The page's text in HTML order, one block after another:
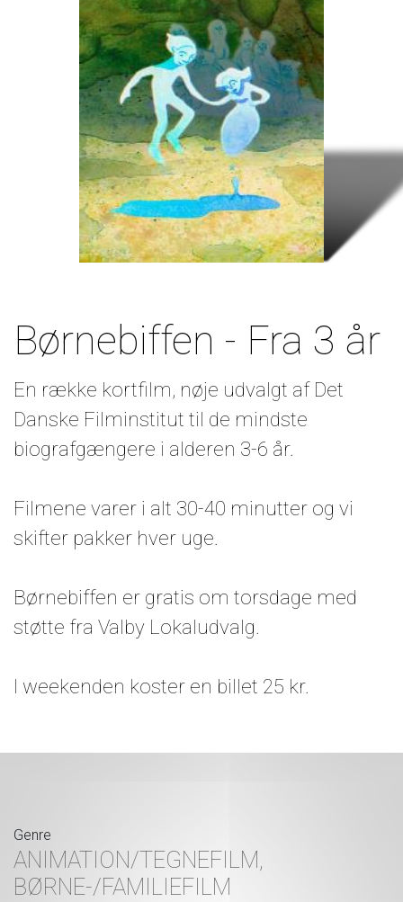
Børnebiffen - Fra 3 år
En række kortfilm, nøje udvalgt af Det
Danske Filminstitut til de mindste
biografgængere i alderen 3-6 år.
Filmene varer i alt 30-40 minutter og vi
skifter pakker hver uge.
Børnebiffen er gratis om torsdage med
støtte fra Valby Lokaludvalg.
I weekenden koster en billet 25 kr.
Genre
ANIMATION/TEGNEFILM,
BØRNE-/FAMILIEFILM